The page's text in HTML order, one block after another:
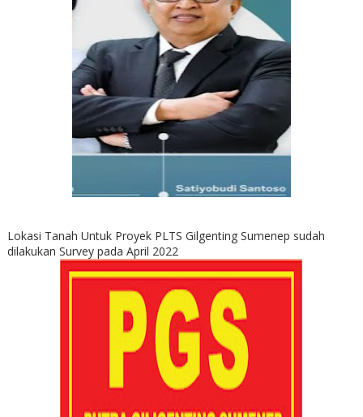
Lokasi Tanah Untuk Proyek PLTS Gilgenting Sumenep sudah
dilakukan Survey pada April 2022